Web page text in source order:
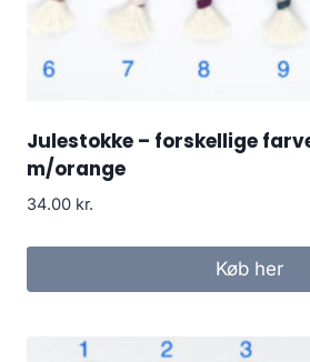
Julestokke – forskellige
m/orange
34.00 kr.
Køb her